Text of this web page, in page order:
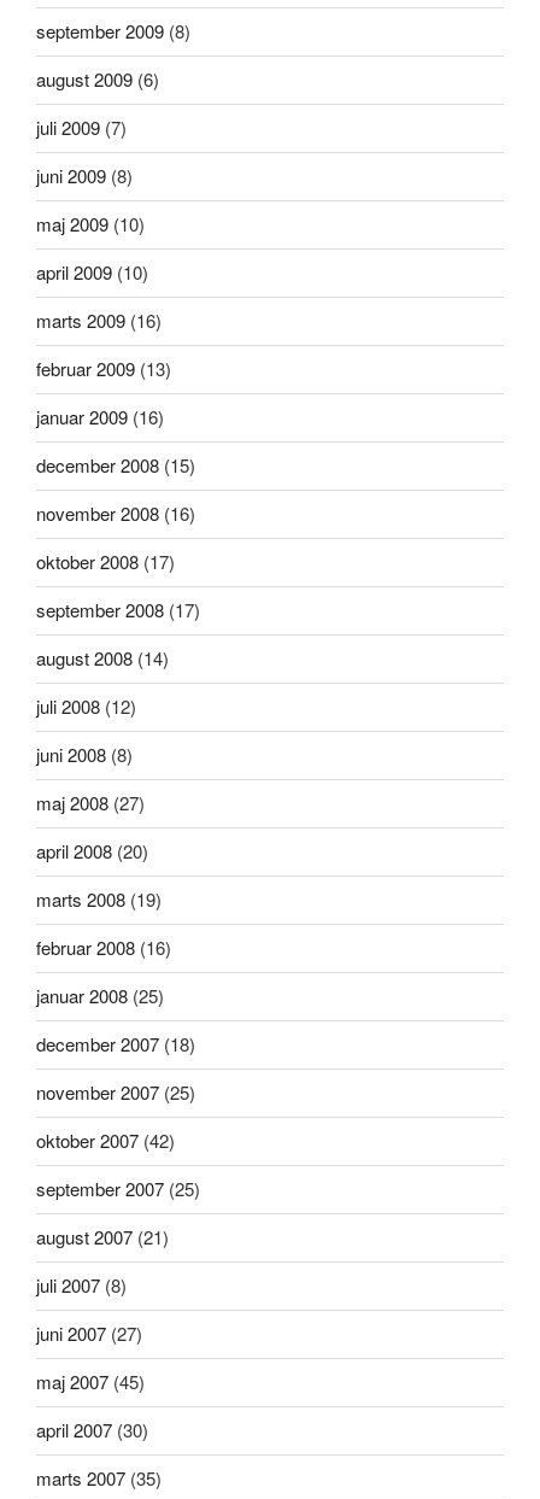
september 2009 (8)
august 2009 (6)
juli 2009 (7)
juni 2009 (8)
maj 2009 (10)
april 2009 (10)
marts 2009 (16)
februar 2009 (13)
januar 2009 (16)
december 2008 (15)
november 2008 (16)
oktober 2008 (17)
september 2008 (17)
august 2008 (14)
juli 2008 (12)
juni 2008 (8)
maj 2008 (27)
april 2008 (20)
marts 2008 (19)
februar 2008 (16)
januar 2008 (25)
december 2007 (18)
november 2007 (25)
oktober 2007 (42)
september 2007 (25)
august 2007 (21)
juli 2007 (8)
juni 2007 (27)
maj 2007 (45)
april 2007 (30)
marts 2007 (35)